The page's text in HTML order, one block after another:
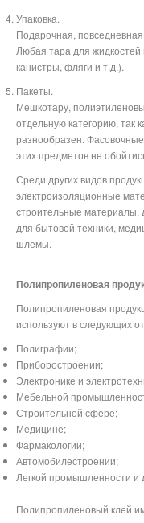
Упаковка.
Подарочная,
Любая тара для жидкостей
канистры, фляги и т.д.).
Пакеты.
Мешкотару,
отдельную категорию, так
разнообразен.
этих предметов не
Среди других видов
электроизоляционные
строительные материалы,
для бытовой техники,
шлемы.
Полипропиленовая
Полипропиленовая
используют в следующих
Полиграфии;
Приборостроении;
Электронике и
Мебельной
Строительной сфере;
Медицине;
Фармакологии;
Автомобилестроении;
Легкой промышленности и
Полипропиленовый клей